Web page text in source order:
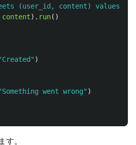
(user_id, content) values
content). run()
Created " )
Something went wrong" )
す。